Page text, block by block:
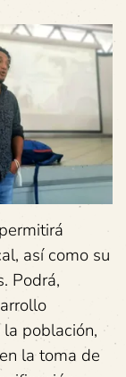
así como su
Podrá,
población,
la toma de